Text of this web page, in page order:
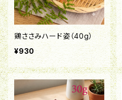
鶏ささみハード姿（40g）
¥930